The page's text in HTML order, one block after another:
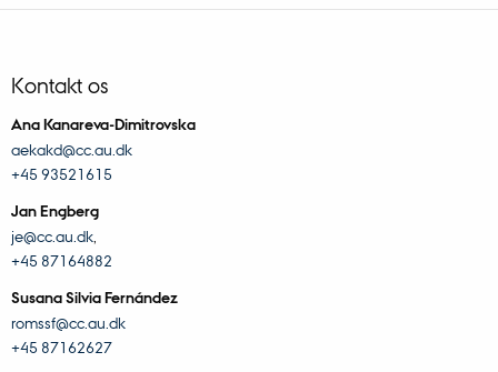
Kontakt os
Ana Kanareva-Dimitrovska
aekakd@cc.au.dk
+45 93521615
Jan Engberg
je@cc.au.dk
+45 87164882
Susana Silvia Fernández
romssf@cc.au.dk
+45 87162627